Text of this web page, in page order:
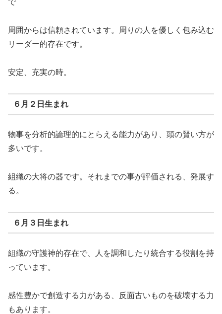
で
周囲からは信頼されています。周りの人を優しく包み込む
リーダー的存在です。
安定、充実の時。
６月２日生まれ
物事を分析的論理的にとらえる能力があり、頭の賢い方が
多いです。
組織の大将の器です。それまでの事が評価される、発展す
る。
６月３日生まれ
組織の守護神的存在で、人を調和したり統合する役割を持
っています。
感性豊かで創造する力がある、反面古いものを破壊する力
もあります。